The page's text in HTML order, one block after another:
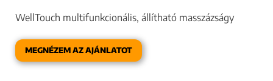
WellTouch multifunkcionális, állítható masszázságy
MEGNÉZEM AZ AJÁNLATOT